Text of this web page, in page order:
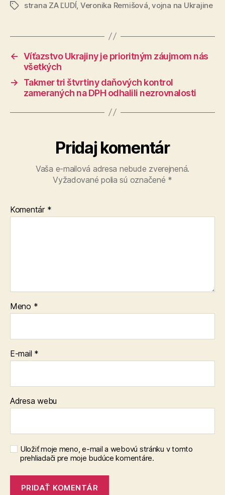
Značkystrana ZA ĽUDÍ Veronika Remišová ,vojna na Ukrajine
← Víťazstvo Ukrajiny je prioritným záujmom nás
všetkých
→
Takmer tri štvrtiny daňových kontrol
zameraných na DPH odhalili nezrovnalosti
Pridaj komentár
Vaša e-mailová adresa nebude zverejnená.
Vyžadované polia sú označené *
Komentár *
Meno *
E-mail *
Adresa webu
Uložiť moje meno, e-mail a webovú stránku v tomto
prehliadači pre moje budúce komentáre.